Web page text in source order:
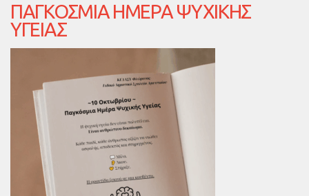
ΠΑΓΚΌΣΜΙΑ ΗΜΈΡΑ ΨΥΧΙΚΉΣ
ΥΓΕΊΑΣ